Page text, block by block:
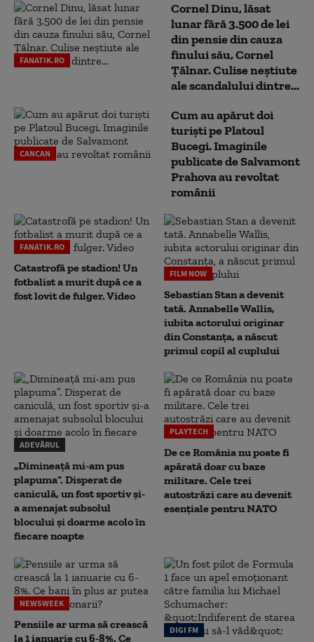
FANATIK.RO
Cornel Dinu, lăsat
lunar fără 3.500 de lei
din pensie din cauza
finului său, Cornel
Țălnar. Culise neștiute
ale scandalului dintre...
CANCAN
Cum au apărut doi
turiști pe Platoul
Bucegi. Imaginile
publicate de Salvamont
Prahova au revoltat
românii
FANATIK.RO
Catastrofă pe stadion! Un
fotbalist a murit după ce a
fost lovit de fulger. Video
FILM NOW
Sebastian Stan a devenit
tată. Annabelle Wallis,
iubita actorului originar
din Constanța, a născut
primul copil al cuplului
ADEVĂRUL
„Dimineață mi-am pus
plapuma”. Disperat de
caniculă, un fost sportiv și-
a amenajat subsolul
blocului și doarme acolo în
fiecare noapte
PLAYTECH
De ce România nu poate fi
apărată doar cu baze
militare. Cele trei
autostrăzi care au devenit
esențiale pentru NATO
NEWSWEEK
Pensiile ar urma să crească
la 1 ianuarie cu 6-8%. Ce
DIGI FM